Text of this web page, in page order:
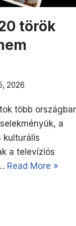
török
2026
több
a
kulturális
a televíziós
Read More »